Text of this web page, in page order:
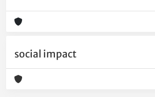
social impact